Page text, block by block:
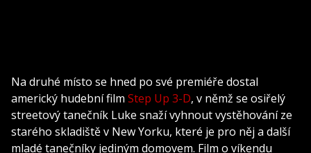
Na druhé místo se hned po své premiéře dostal
americký hudební film Step Up 3-D, v němž se osiřelý
streetový tanečník Luke snaží vyhnout vystěhování ze
starého skladiště v New Yorku, které je pro něj a další
mladé tanečníky jediným domovem. Film o víkendu